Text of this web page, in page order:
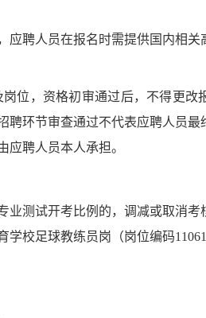
聘人员在报名时需提供国内相关
位，资格初审通过后，不得更改
聘环节审查通过不代表应聘人员
聘人员本人承担。
测试开考比例的， 调减或取消考
学校足球教练员岗（岗位编码